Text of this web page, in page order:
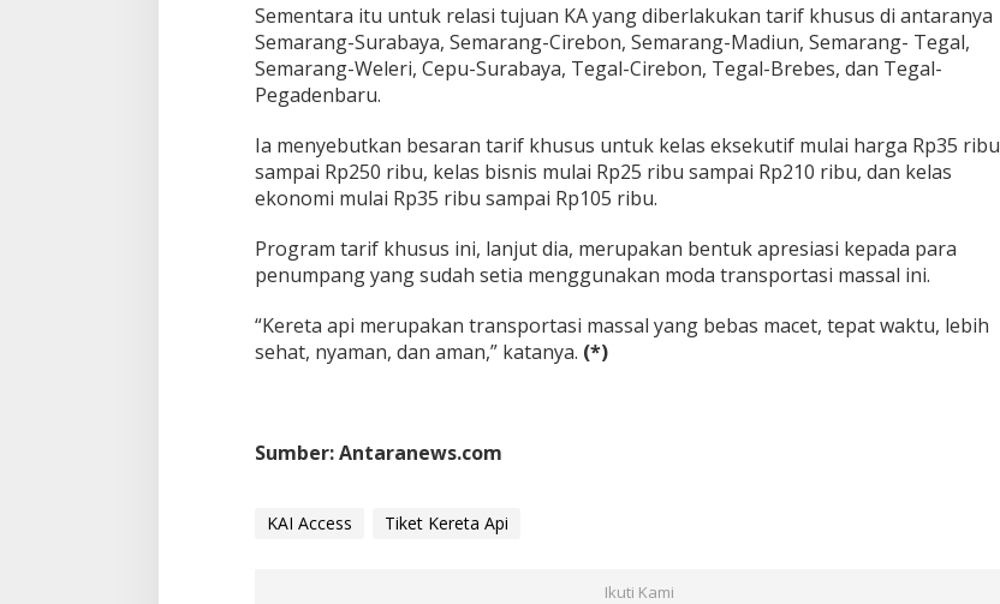
Sementara itu untuk relasi tujuan KA yang diberlakukan tarif khusus di antaranya
Semarang-Surabaya, Semarang-Cirebon, Semarang-Madiun, Semarang- Tegal,
Semarang-Weleri, Cepu-Surabaya, Tegal-Cirebon, Tegal-Brebes, dan Tegal-
Pegadenbaru.
Ia menyebutkan besaran tarif khusus untuk kelas eksekutif mulai harga Rp35 ribu
sampai Rp250 ribu, kelas bisnis mulai Rp25 ribu sampai Rp210 ribu, dan kelas
ekonomi mulai Rp35 ribu sampai Rp105 ribu.
Program tarif khusus ini, lanjut dia, merupakan bentuk apresiasi kepada para
penumpang yang sudah setia menggunakan moda transportasi massal ini.
“Kereta api merupakan transportasi massal yang bebas macet, tepat waktu, lebih
sehat, nyaman, dan aman,” katanya. (*)
Sumber: Antaranews.com
KAI Access Tiket Kereta Api
Ikuti Kami